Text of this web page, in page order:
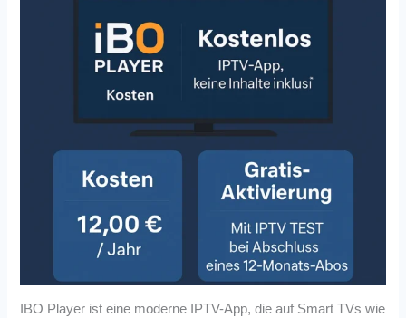
IBO Player ist eine moderne IPTV-App, die auf Smart TVs wie